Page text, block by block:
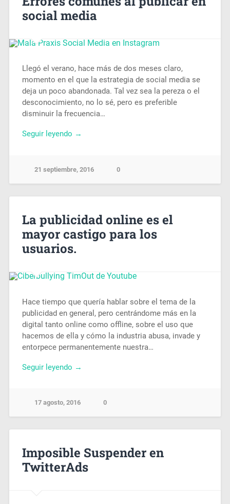
social media
Llegó el verano, hace más de dos meses claro,
momento en el que la estrategia de social media se
deja un poco abandonada. Tal vez sea la pereza o el
desconocimiento, no lo sé, pero es preferible
disminuir la frecuencia…
Seguir leyendo →
21 septiembre, 2016 0
La publicidad online es el
mayor castigo para los
usuarios.
Hace tiempo que quería hablar sobre el tema de la
publicidad en general, pero centrándome más en la
digital tanto online como offline, sobre el uso que
hacemos de ella y cómo la industria abusa, invade y
entorpece permanentemente nuestra…
Seguir leyendo →
17 agosto, 2016 0
Imposible Suspender en
TwitterAds